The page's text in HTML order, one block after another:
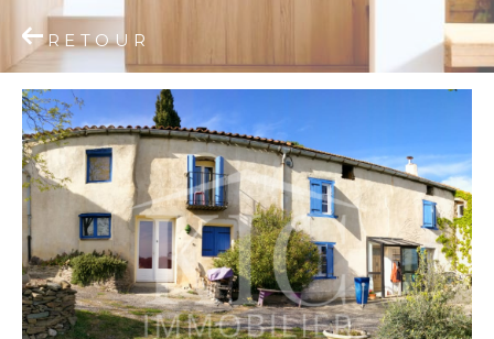
RETOUR